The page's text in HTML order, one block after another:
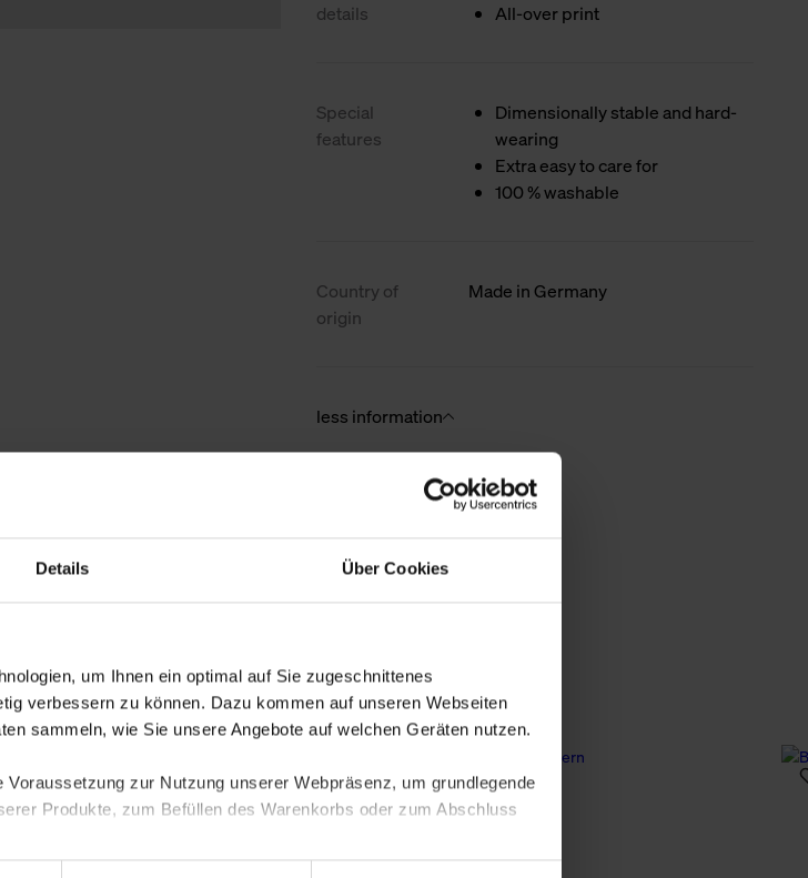
Details Über Cookies
um Ihnen ein optimal auf Sie zugeschnittenes
verbessern zu können. Dazu kommen auf unseren Webseiten
sammeln, wie Sie unsere Angebote auf welchen Geräten nutzen.
zur Nutzung unserer Webpräsenz, um grundlegende
Produkte, zum Befüllen des Warenkorbs oder zum Abschluss
details
All-over print
Special
features
Dimensionally stable and hard-
wearing
Extra easy to care for
100 % washable
Country of
origin
Made in Germany
less information